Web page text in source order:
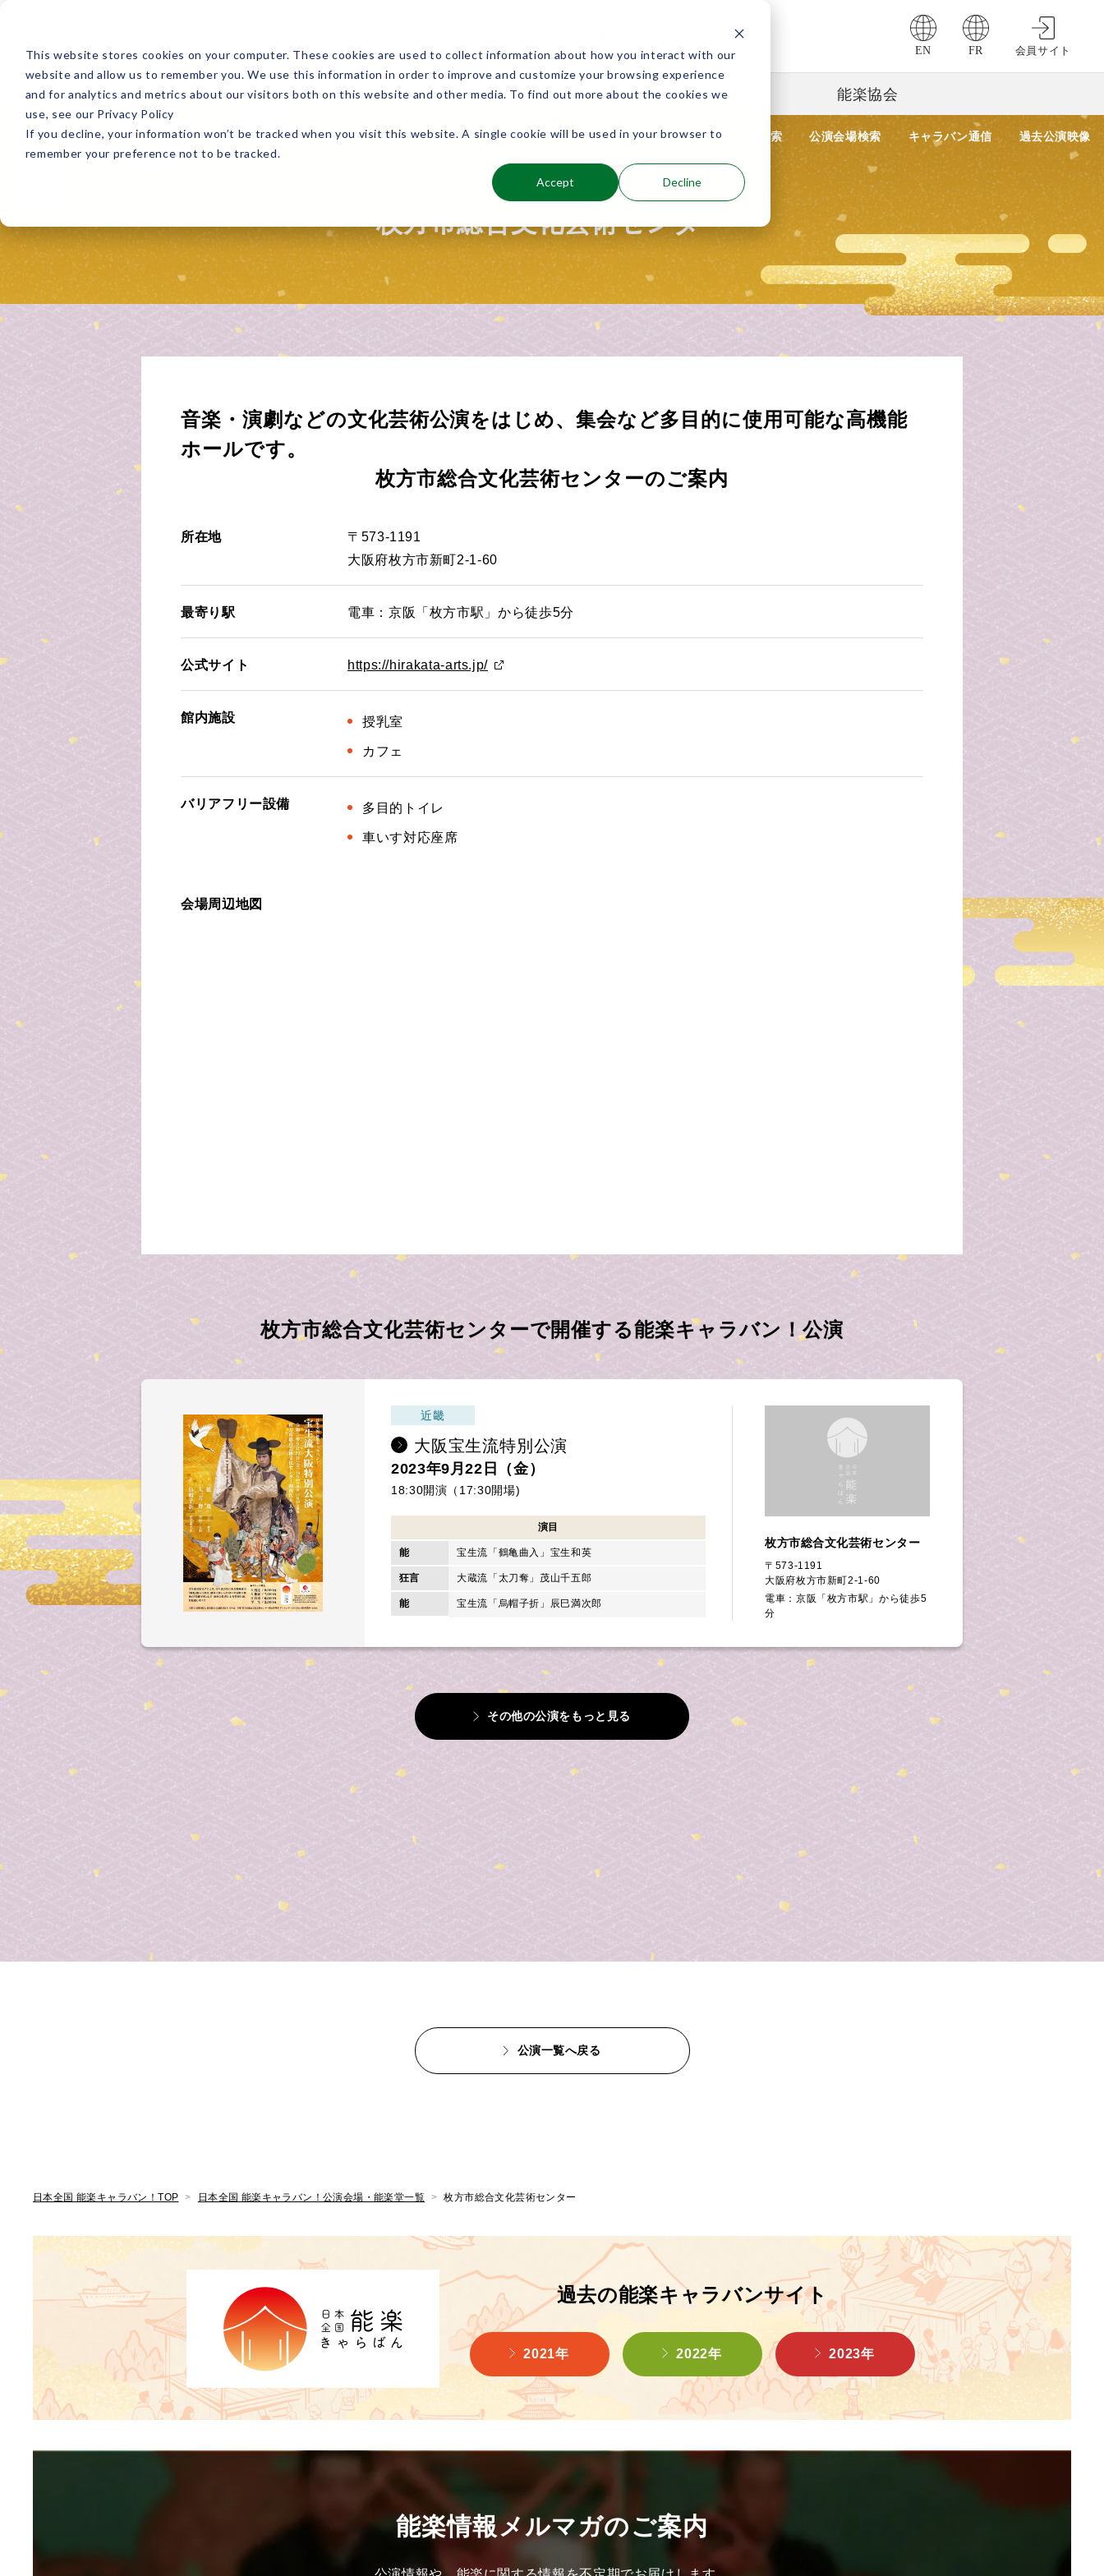
This website stores cookies on your computer. These cookies are used to collect information about how you interact with our
website and allow us to remember you. We use this information in order to improve and customize your browsing experience
and for analytics and metrics about our visitors both on this website and other media. To find out more about the cookies we
use, see our Privacy Policy
If you decline, your information won’t be tracked when you visit this website. A single cookie will be used in your browser to
remember your preference not to be tracked.
Accept Decline
Search EN FR 会員サイト
能楽の公演 能楽を知る 能楽に関わる 能楽協会
公演検索 公演会場検索 キャラバン通信 過去公演映像
近畿
枚方市総合文化芸術センター
音楽・演劇などの文化芸術公演をはじめ、集会など多目的に使用可能な高機能
ホールです。
枚方市総合文化芸術センターのご案内
所在地
〒573-1191
大阪府枚方市新町2-1-60
最寄り駅 電車：京阪「枚方市駅」から徒歩5分
公式サイト https://hirakata-arts.jp/
館内施設 授乳室
カフェ
バリアフリー設備 多目的トイレ
車いす対応座席
会場周辺地図
枚方市総合文化芸術センターで開催する能楽キャラバン！公演
近畿
大阪宝生流特別公演
2023年9月22日（金）
18:30開演（17:30開場)
演目
能 宝生流「鶴亀曲入」宝生和英
狂言 大蔵流「太刀奪」茂山千五郎
能 宝生流「烏帽子折」辰巳満次郎
枚方市総合文化芸術センター
〒573-1191
大阪府枚方市新町2-1-60
電車：京阪「枚方市駅」から徒歩5
分
その他の公演をもっと見る
公演一覧へ戻る
日本全国 能楽キャラバン！TOP 日本全国 能楽キャラバン！公演会場・能楽堂一覧 枚方市総合文化芸術センター
過去の能楽キャラバンサイト
2021年 2022年 2023年
能楽情報メルマガのご案内